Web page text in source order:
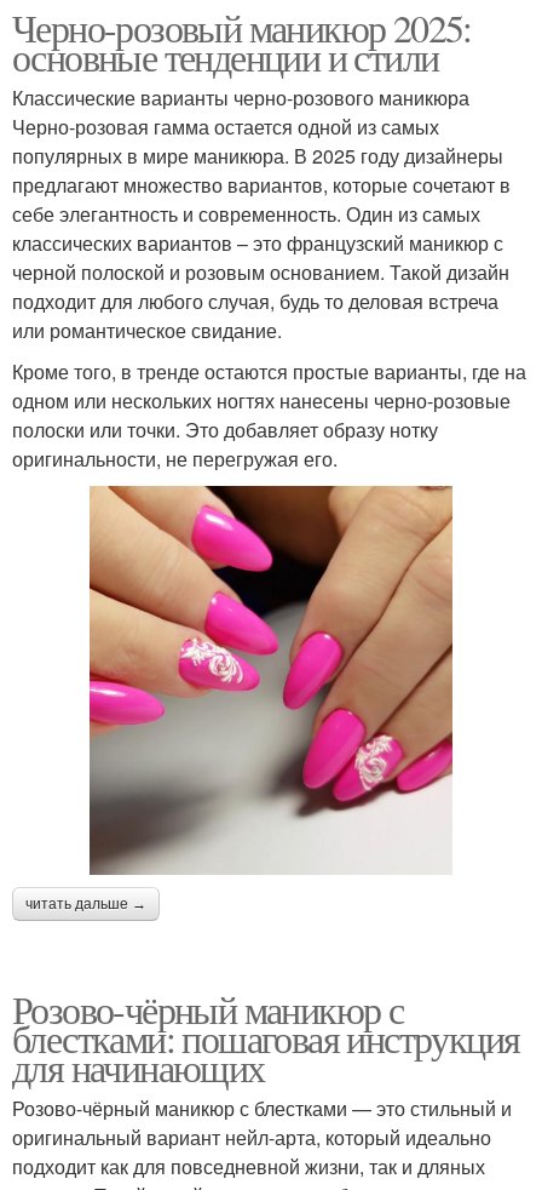
Черно-розовый маникюр 2025:
основные тенденции и стили
Классические варианты черно-розового маникюра
Черно-розовая гамма остается одной из самых
популярных в мире маникюра. В 2025 году дизайнеры
предлагают множество вариантов, которые сочетают в
себе элегантность и современность. Один из самых
классических вариантов – это французский маникюр с
черной полоской и розовым основанием. Такой дизайн
подходит для любого случая, будь то деловая встреча
или романтическое свидание.
Кроме того, в тренде остаются простые варианты, где на
одном или нескольких ногтях нанесены черно-розовые
полоски или точки. Это добавляет образу нотку
оригинальности, не перегружая его.
читать дальше →
Розово-чёрный маникюр с
блестками: пошаговая инструкция
для начинающих
Розово-чёрный маникюр с блестками — это стильный и
оригинальный вариант нейл-арта, который идеально
подходит как для повседневной жизни, так и дляных